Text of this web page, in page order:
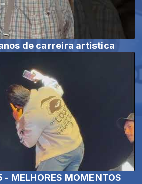
de carreira artística
- MELHORES MOMENTOS